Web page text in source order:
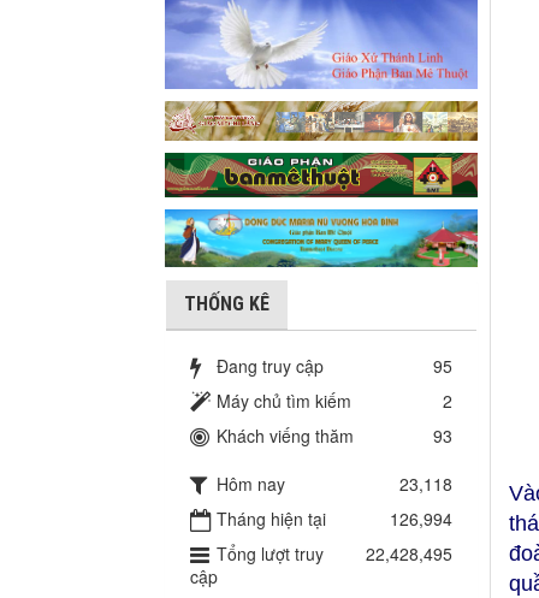
THỐNG KÊ
Đang truy cập
95
Máy chủ tìm kiếm
2
Khách viếng thăm
93
Hôm nay
23,118
Tháng hiện tại
126,994
Tổng lượt truy
cập
22,428,495